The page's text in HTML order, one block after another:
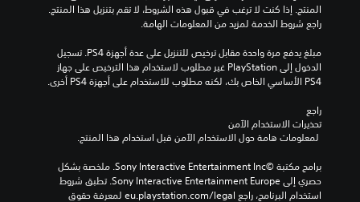
راجع شروط الخدمة لمزيد من المعلومات الهامة.
PS4 الأساسي الخاص بك، لكنه مطلوب للاستخدام على أجهزة PS4 أخرى.
راجع
تحذيرات الاستخدام الآمن